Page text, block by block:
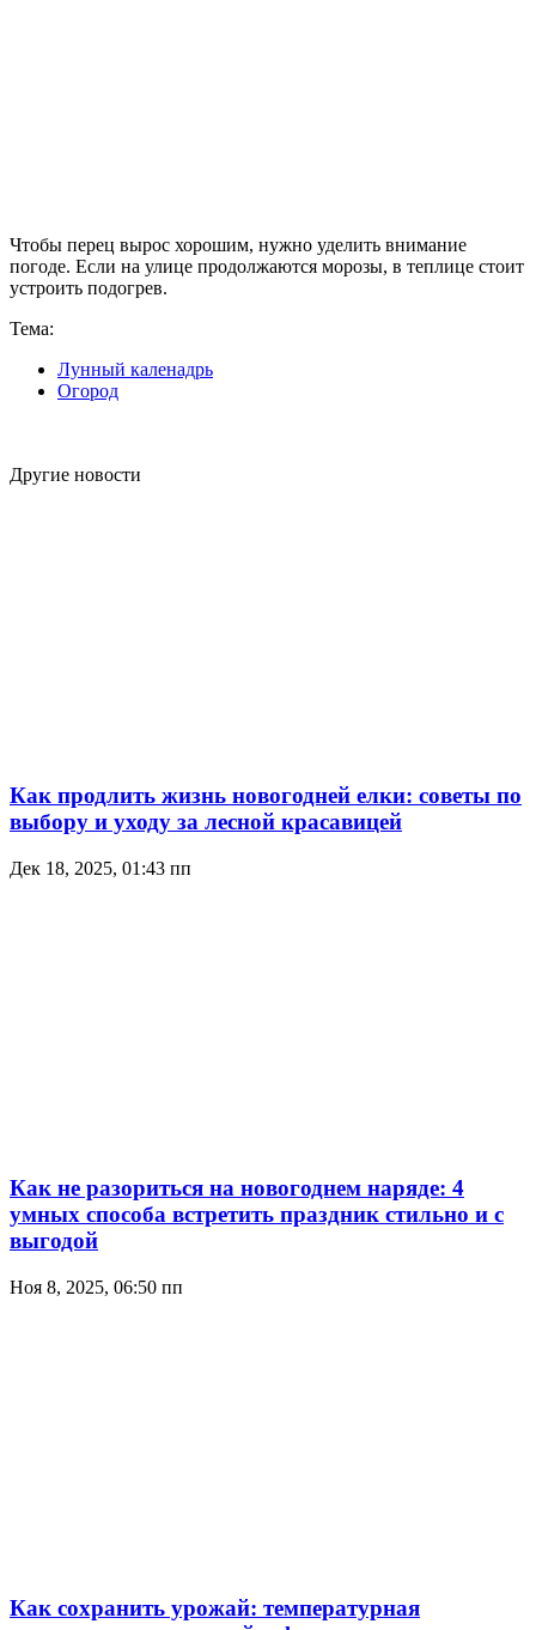
Чтобы перец вырос хорошим, нужно уделить внимание
погоде. Если на улице продолжаются морозы, в теплице стоит
устроить подогрев.
Тема:
Лунный каленадрь
Огород
Другие новости
Как продлить жизнь новогодней елки: советы по
выбору и уходу за лесной красавицей
Дек 18, 2025, 01:43 пп
Как не разориться на новогоднем наряде: 4
умных способа встретить праздник стильно и с
выгодой
Ноя 8, 2025, 06:50 пп
Как сохранить урожай: температурная